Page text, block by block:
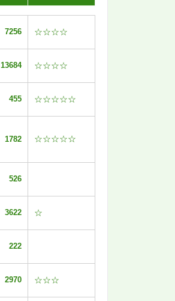
7256 ☆☆☆☆
13684 ☆☆☆☆
455 ☆☆☆☆☆
1782 ☆☆☆☆☆
526
3622 ☆
222
2970 ☆☆☆